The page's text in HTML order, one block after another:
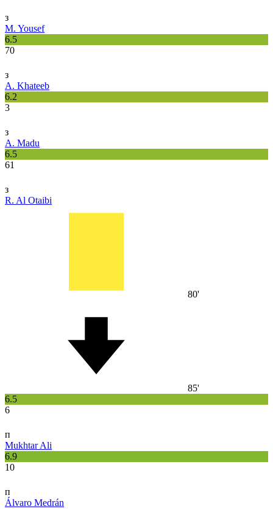
з
M. Yousef
6.5
70
з
A. Khateeb
6.2
3
з
A. Madu
6.5
61
з
R. Al Otaibi
80'
85'
6.5
6
п
Mukhtar Ali
6.9
10
п
Álvaro Medrán